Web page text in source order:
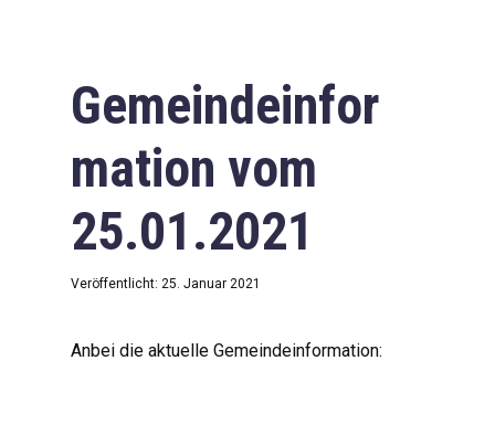
Gemeindeinfor
mation vom
25.01.2021
Veröffentlicht: 25. Januar 2021
Anbei die aktuelle Gemeindeinformation: